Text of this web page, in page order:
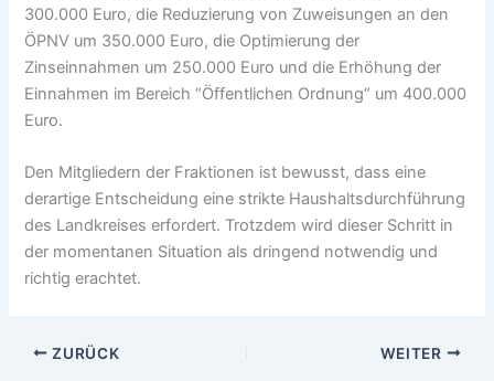
300.000 Euro, die Reduzierung von Zuweisungen an den
ÖPNV um 350.000 Euro, die Optimierung der
Zinseinnahmen um 250.000 Euro und die Erhöhung der
Einnahmen im Bereich “Öffentlichen Ordnung“ um 400.000
Euro.
Den Mitgliedern der Fraktionen ist bewusst, dass eine
derartige Entscheidung eine strikte Haushaltsdurchführung
des Landkreises erfordert. Trotzdem wird dieser Schritt in
der momentanen Situation als dringend notwendig und
richtig erachtet.
ZURÜCK WEITER